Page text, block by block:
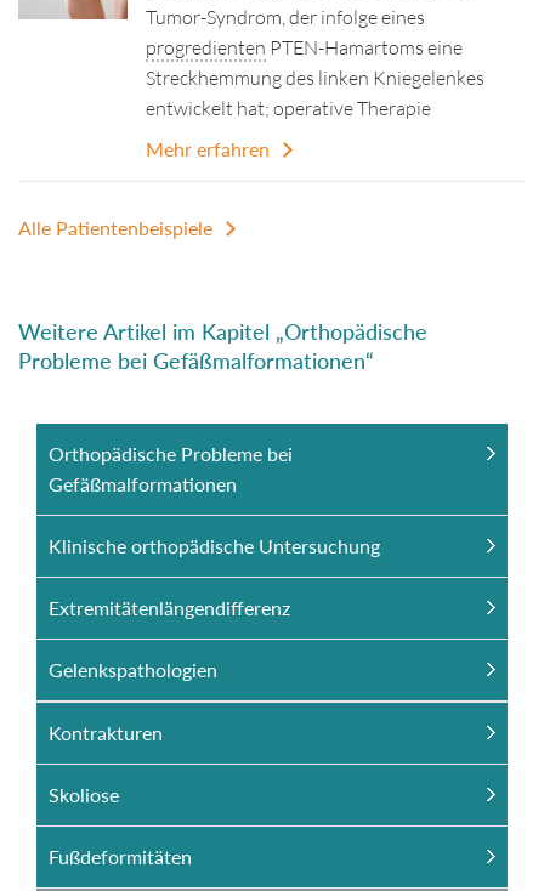
Tumor-Syndrom, der infolge eines
progredienten PTEN-Hamartoms eine
Streckhemmung des linken Kniegelenkes
entwickelt hat; operative Therapie
Mehr erfahren
Alle Patientenbeispiele
Weitere Artikel im Kapitel „Orthopädische
Probleme bei Gefäßmalformationen“
Orthopädische Probleme bei
Gefäßmalformationen
Klinische orthopädische Untersuchung
Extremitätenlängendifferenz
Gelenkspathologien
Kontrakturen
Skoliose
Fußdeformitäten